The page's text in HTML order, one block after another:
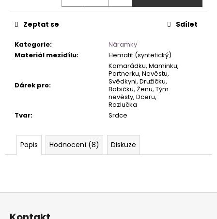
Kategorie:
Náramky
Materiál mezidílu: Hematit (syntetický)
Dárek pro:
Kamarádku, Maminku,
Partnerku, Nevěstu,
Svědkyni, Družičku,
Babičku, Ženu, Tým
nevěsty, Dceru,
Rozlučka
Tvar: Srdce
Zeptat se Sdílet
Popis Hodnocení (8) Diskuze
Z